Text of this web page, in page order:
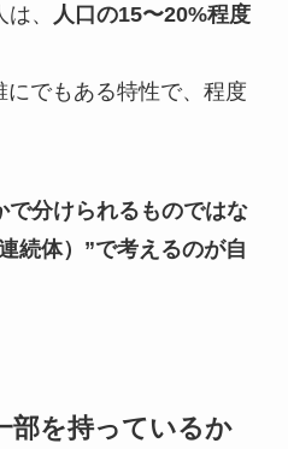
、
人口の15〜20%程度
でもある特性で、程度
で分けられるものではな
続体）”で考えるのが自
を持っているか